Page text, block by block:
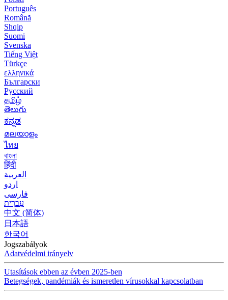
Português
Română
Shqip
Suomi
Svenska
Tiếng Việt
Türkçe
ελληνικά
Български
Русский
தமிழ்
తెలుగు
ಕನ್ನಡ
മലയാളം
ไทย
বাংলা
हिंदी
العربية
اردو
فارسی
עִברִית
中文 (简体)
日本語
한국어
Jogszabályok
Adatvédelmi irányelv
Utasítások ebben az évben 2025-ben
Betegségek, pandémiák és ismeretlen vírusokkal kapcsolatban